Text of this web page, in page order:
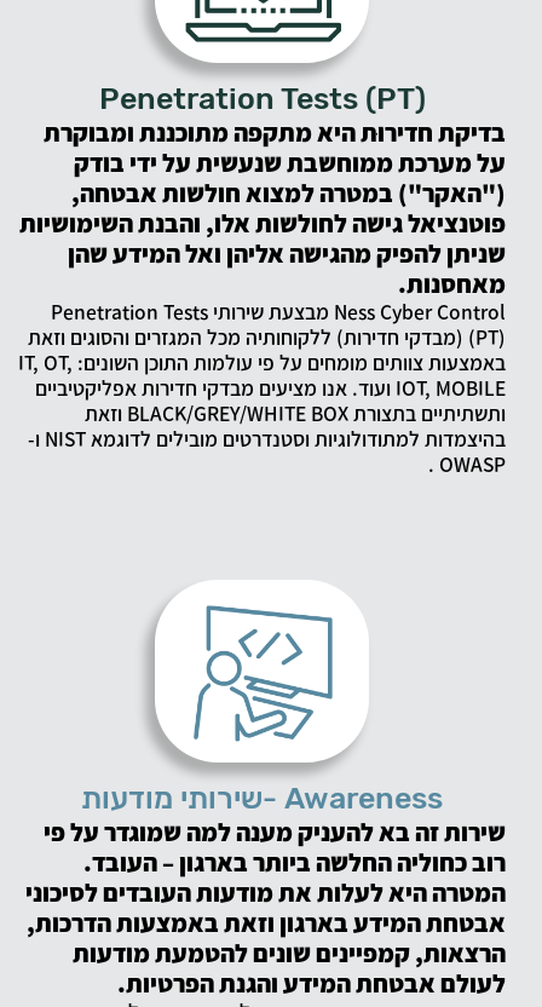
Penetration Tests (PT)
בדיקת חדירוּת היא מתקפה מתוכננת ומבוקרת
על מערכת ממוחשבת שנעשית על ידי בודק
("האקר") במטרה למצוא חולשות אבטחה,
פוטנציאל גישה לחולשות אלו, והבנת השימושיות
שניתן להפיק מהגישה אליהן ואל המידע שהן
מאחסנות.
Ness Cyber Control מבצעת שירותי Penetration Tests
(PT) (מבדקי חדירות) ללקוחותיה מכל המגזרים והסוגים וזאת
באמצעות צוותים מומחים על פי עולמות התוכן השונים: IT, OT,
IOT, MOBILE ועוד. אנו מציעים מבדקי חדירות אפליקטיביים
ותשתיתיים בתצורת BLACK/GREY/WHITE BOX וזאת
בהיצמדות למתודולוגיות וסטנדרטים מובילים לדוגמא NIST ו-
OWASP .
Awareness -שירותי מודעות
שירות זה בא להעניק מענה למה שמוגדר על פי
רוב כחוליה החלשה ביותר בארגון – העובד.
המטרה היא לעלות את מודעות העובדים לסיכוני
אבטחת המידע בארגון וזאת באמצעות הדרכות,
הרצאות, קמפיינים שונים להטמעת מודעות
לעולם אבטחת המידע והגנת הפרטיות.